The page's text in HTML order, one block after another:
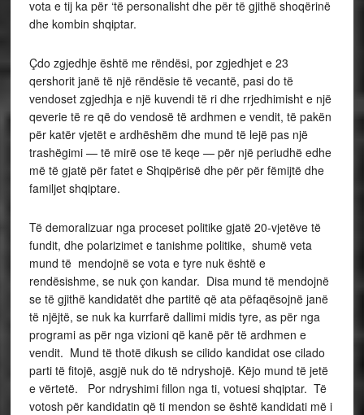
vota e tij ka për ‘të personalisht dhe për të gjithë shoqërinë
dhe kombin shqiptar.
Çdo zgjedhje është me rëndësi, por zgjedhjet e 23
qershorit janë të një rëndësie të vecantë, pasi do të
vendoset zgjedhja e një kuvendi të ri dhe rrjedhimisht e një
qeverie të re që do vendosë të ardhmen e vendit, të pakën
për katër vjetët e ardhëshëm dhe mund të lejë pas një
trashëgimi — të mirë ose të keqe — për një periudhë edhe
më të gjatë për fatet e Shqipërisë dhe për për fëmijtë dhe
familjet shqiptare.
Të demoralizuar nga proceset politike gjatë 20-vjetëve të
fundit, dhe polarizimet e tanishme politike, shumë veta
mund të mendojnë se vota e tyre nuk është e
rendësishme, se nuk çon kandar. Disa mund të mendojnë
se të gjithë kandidatët dhe partitë që ata pëfaqësojnë janë
të njëjtë, se nuk ka kurrfarë dallimi midis tyre, as për nga
programi as për nga vizioni që kanë për të ardhmen e
vendit. Mund të thotë dikush se cilido kandidat ose cilado
parti të fitojë, asgjë nuk do të ndryshojë. Këjo mund të jetë
e vërtetë. Por ndryshimi fillon nga ti, votuesi shqiptar. Të
votosh për kandidatin që ti mendon se është kandidati më i